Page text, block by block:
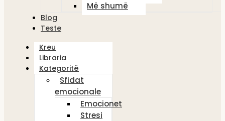
Më shumë
Blog
Teste
Kreu
Libraria
Kategoritë
Sfidat
emocionale
Emocionet
Stresi